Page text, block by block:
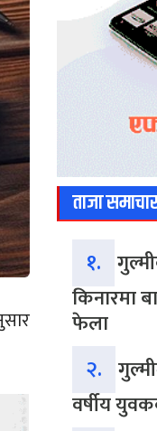
ताजा समाचार
१.
किनारमा
फेला
२.
वर्षीय